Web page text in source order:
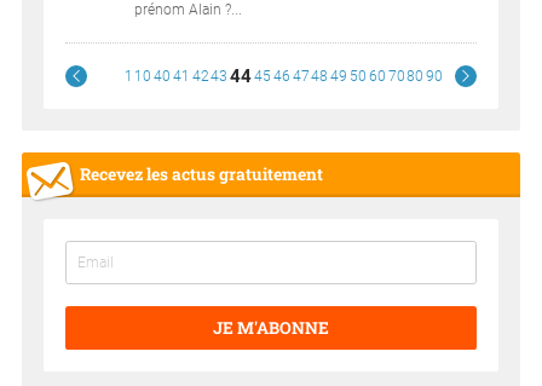
prénom Alain ?...
1 10 40 41 4243 4445 46 4748 49 50 60 7080 90
Recevez les actus gratuitement
JE M'ABONNE